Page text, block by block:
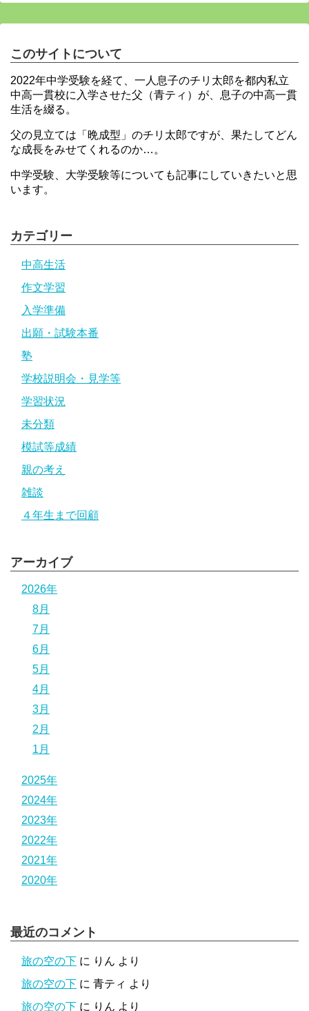
このサイトについて
2022年中学受験を経て、一人息子のチリ太郎を都内私立
中高一貫校に入学させた父（青ティ）が、息子の中高一貫
生活を綴る。
父の見立ては「晩成型」のチリ太郎ですが、果たしてどん
な成長をみせてくれるのか…。
中学受験、大学受験等についても記事にしていきたいと思
います。
カテゴリー
中高生活
作文学習
入学準備
出願・試験本番
塾
学校説明会・見学等
学習状況
未分類
模試等成績
親の考え
雑談
４年生まで回顧
アーカイブ
2026年
8月
7月
6月
5月
4月
3月
2月
1月
2025年
2024年
2023年
2022年
2021年
2020年
最近のコメント
旅の空の下 に りん より
旅の空の下 に 青ティ より
旅の空の下 に りん より